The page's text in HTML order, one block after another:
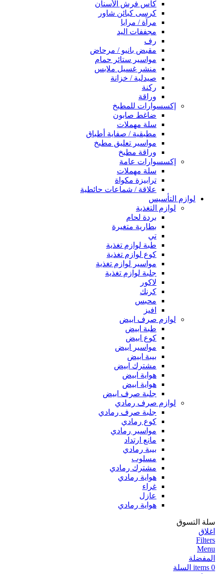
كأس فرش الأسنان
كرسى كبائن شاور
مرآة / مرايا
مجففات اليد
رف
مقبض بانيو / مرحاض
مواسير ستائر حمام
منشر غسيل ملابس
صيدلية / خزانة
ركنة
وراقة
إكسسوارات للمطبخ
ضاغط صابون
سلة مهملات
مطبقية / صفاية أطباق
مواسير تعليق مطبخ
وراقة مطبخ
إكسسوارات عامة
سلة مهملات
ترابيزة مكواة
علاقة / شماعات حائطية
لوازم التأسيس
لوازم التغذية
بردة لحام
بطارية متغيرة
تي
طبة لوازم تغذية
كوع لوازم تغذية
مواسير لوازم تغذية
جلبة لوازم تغذية
لاكور
كرنك
محبس
افيز
لوازم صرف ابيض
طبة ابيض
كوع ابيض
مواسير ابيض
بيبة ابيض
مشترك ابيض
هواية ابيض
هواية ابيض
جلبة صرف ابيض
لوازم صرف رمادي
جلبة صرف رمادي
كوع رمادي
مواسير رمادي
مانع ارتداد
بيبة رمادي
مسلوب
مشترك رمادي
هواية رمادي
غراء
عازل
هواية رمادي
سلة التسوق
اغلاق
Filters
Menu
المفضلة
0
items السلة